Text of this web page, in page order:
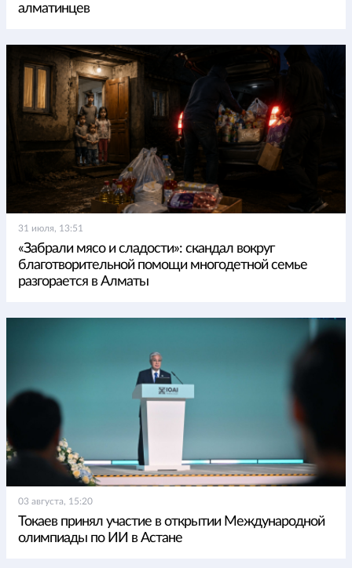
алматинцев
31 июля, 13:51
«Забрали мясо и сладости»: скандал вокруг
благотворительной помощи многодетной семье
разгорается в Алматы
03 августа, 15:20
Токаев принял участие в открытии Международной
олимпиады по ИИ в Астане